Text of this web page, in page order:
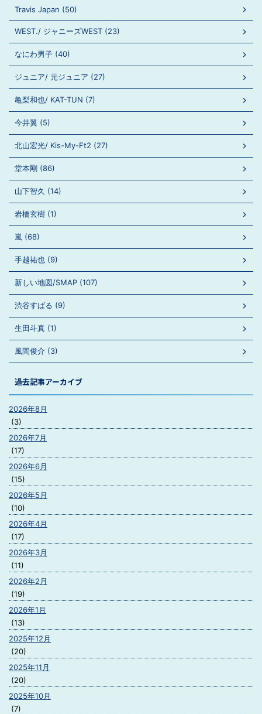
Travis Japan (50)
WEST./ ジャニーズWEST (23)
なにわ男子 (40)
ジュニア/ 元ジュニア (27)
亀梨和也/ KAT-TUN (7)
今井翼 (5)
北山宏光/ Kis-My-Ft2 (27)
堂本剛 (86)
山下智久 (14)
岩橋玄樹 (1)
嵐 (68)
手越祐也 (9)
新しい地図/SMAP (107)
渋谷すばる (9)
生田斗真 (1)
風間俊介 (3)
過去記事アーカイブ
2026年8月
(3)
2026年7月
(17)
2026年6月
(15)
2026年5月
(10)
2026年4月
(17)
2026年3月
(11)
2026年2月
(19)
2026年1月
(13)
2025年12月
(20)
2025年11月
(20)
2025年10月
(7)